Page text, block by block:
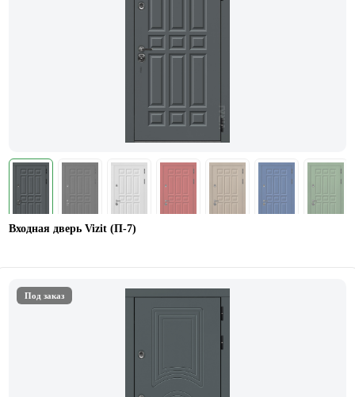
Входная дверь Vizit (П-7)
Под заказ